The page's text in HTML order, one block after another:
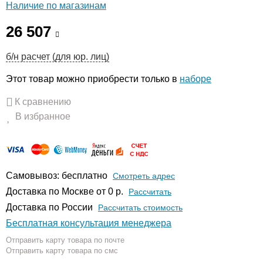
Наличие по магазинам
26 507
б/н расчет (для юр. лиц)
Этот товар можно приобрести только в наборе
К сравнению
В избранное
Самовывоз: бесплатно Смотреть адрес
Доставка по Москве от 0 р. Расcчитать
Доставка по России Рассчитать стоимость
Бесплатная консультация менеджера
Отправить карту товара по почте
Отправить карту товара по смс